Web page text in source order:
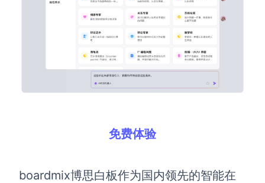
高效协作
在线绘图
思维和灵感整理
流程整理
ER图
免费体验
boardmix博思白板作为国内领先的智能在